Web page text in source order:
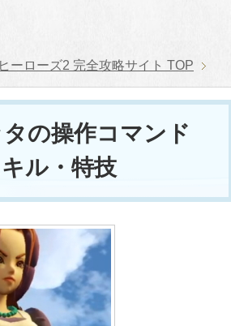
ーローズ2 完全攻略サイト TOP
の操作コマンド
ル・特技